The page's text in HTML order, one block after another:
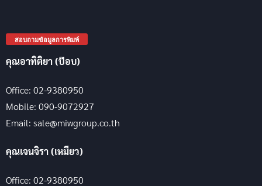
สอบถามข้อมูลการพิมพ์
คุณอาทิติยา (ป๊อบ)
Office: 02-9380950
Mobile: 090-9072927
Email: sale@miwgroup.co.th
คุณเจนจิรา (เหมียว)
Office: 02-9380950